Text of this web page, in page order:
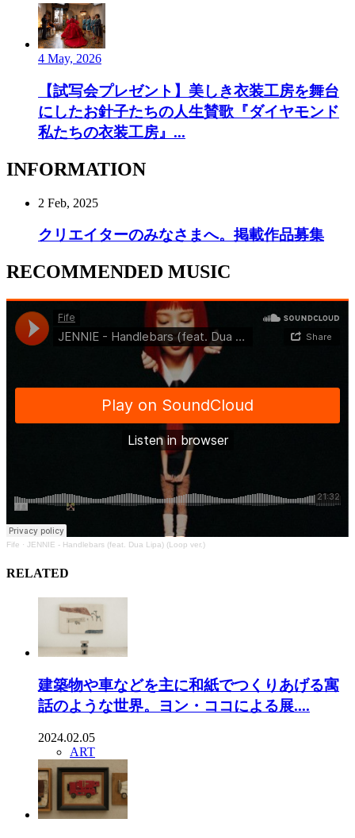
4 May, 2026
【試写会プレゼント】美しき衣装工房を舞台
にしたお針子たちの人生賛歌『ダイヤモンド
私たちの衣装工房』...
INFORMATION
2 Feb, 2025
クリエイターのみなさまへ。掲載作品募集
RECOMMENDED MUSIC
Fife · JENNIE - Handlebars (feat. Dua Lipa) (Loop ver.)
RELATED
建築物や車などを主に和紙でつくりあげる寓
話のような世界。ヨン・ココによる展....
2024.02.05
ART